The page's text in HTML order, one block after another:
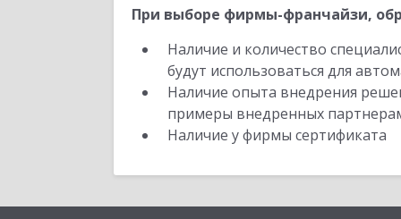
При выборе фирмы-франчайзи,
Наличие и количество
будут использоваться для
Наличие опыта внедрения
примеры внедренных
Наличие у фирмы сертификата